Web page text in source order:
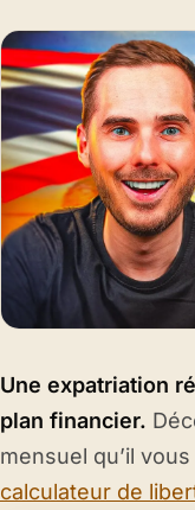
Une expatriation
plan financier.
mensuel qu’il
calculateur de